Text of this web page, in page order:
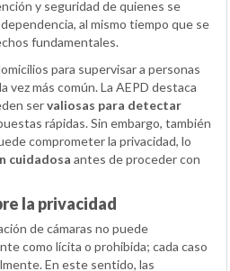
y seguridad de quienes se
al mismo tiempo que se
fundamentales.
para supervisar a personas
vez más común. La AEPD destaca
servaliosas para detectar
rápidas. Sin embargo, también
comprometer la privacidad, lo
cuidadosa antes de proceder con
la privacidad
de cámaras no puede
como lícita o prohibida; cada caso
En este sentido, las